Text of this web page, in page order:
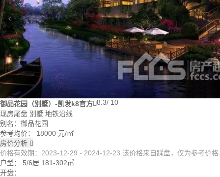
御品花园（别墅）-凯发k8官方8.3/ 10
现房尾盘 别墅 地铁沿线
别名：御品花园
参考均价： 18000 元/㎡
房价分析 
价格有效期：2023-12-29 - 2024-12-23 该价格来自踩盘，仅为参考价
户型：
5/6居 181-302㎡
开盘：